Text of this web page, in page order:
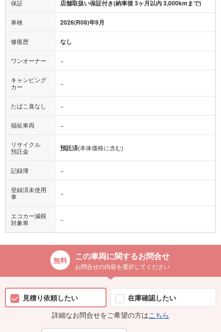
保証 店舗取扱い保証付き(納車後 3ヶ月以内 3,000kmまで)
車検 2026(R08)年9月
修復歴 なし
ワンオーナー −
キャンピング
カー
−
たばこ臭なし −
福祉車両 −
リサイクル
預託金
預託済(本体価格に含む)
記録簿 −
登録済未使用
車
−
エコカー減税
対象車
−
この車両に関するお問合せ
お問合せの内容を選択してください
見積り依頼したい
在庫確認したい
詳細なお問合せをご希望の方はこちら